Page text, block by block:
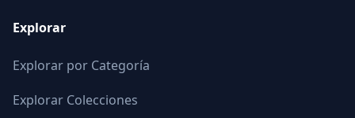
Explorar
Explorar por Categoría
Explorar Colecciones